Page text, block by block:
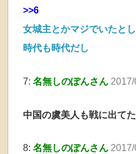
>>6
女城主とかマジでいたと
時代も時代だし
7: 名無しのぽんさん
中国の虞美人も戦に出て
8: 名無しのぽんさん